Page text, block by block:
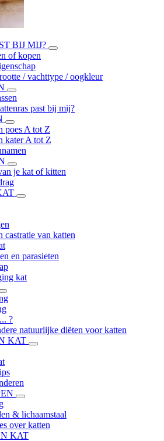
BIJ MIJ?
of kopen
/ vachttype / oogkleur
past bij mij?
poes A tot Z
kater A tot Z
je kat of kitten
castratie van katten
en parasieten
kat
?
natuurlijke diëten voor katten
KAT
& lichaamstaal
over katten
KAT